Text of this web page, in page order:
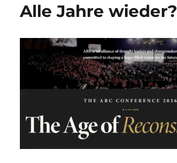
Alle Jahre wieder?